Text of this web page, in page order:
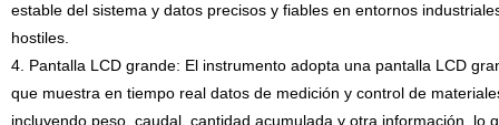
estable del sistema y datos precisos y fiables en entornos
hostiles.
4. Pantalla LCD grande: El instrumento adopta una pantalla LCD
que muestra en tiempo real datos de medición y control de
incluyendo peso, caudal, cantidad acumulada y otra información, lo